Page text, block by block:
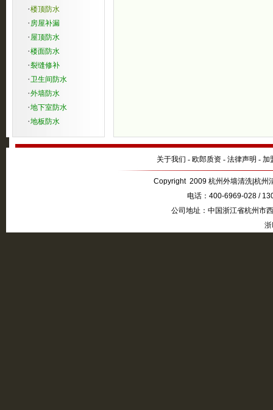
·楼顶防水
· 房屋补漏
· 屋顶防水
·楼面防水
·裂缝修补
·卫生间防水
·外墙防水
·地下室防水
·地板防水
关于我们 - 欧郎质资 - 法律声明 - 加
Copyright 2009 杭州外墙清洗|杭州
电话：400-6969-028 /
公司地址：中国浙江省杭州市